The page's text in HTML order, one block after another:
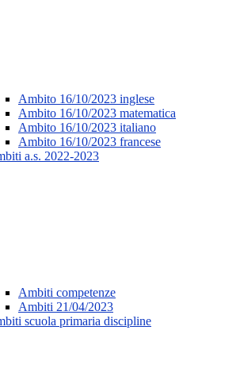
Ambito 16/10/2023 inglese
Ambito 16/10/2023 matematica
Ambito 16/10/2023 italiano
Ambito 16/10/2023 francese
a.s. 2022-2023
Ambiti competenze
Ambiti 21/04/2023
scuola primaria discipline